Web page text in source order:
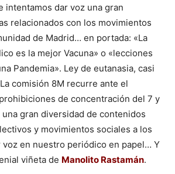
intentamos dar voz una gran
relacionados con los movimientos
de Madrid… en portada: «La
es la mejor Vacuna» o «lecciones
Pandemia». Ley de eutanasia, casi
comisión 8M recurre ante el
de concentración del 7 y
gran diversidad de contenidos
y movimientos sociales a los
voz en nuestro periódico en papel… Y
viñeta de Manolito Rastamán.